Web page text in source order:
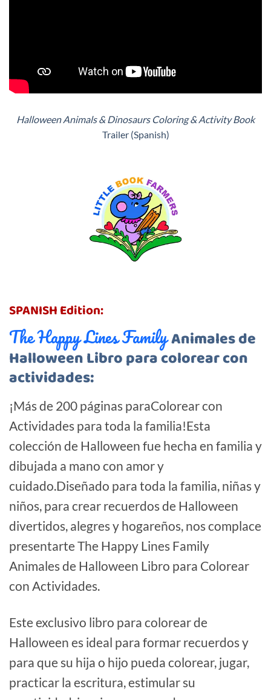
Halloween Animals & Dinosaurs Coloring & Activity Book
Trailer (Spanish)
SPANISHEdition:
The Happy Lines FamilyAnimales de
Halloween Libro para colorear con
actividades:
¡Más de 200 páginas paraColorear con
Actividades para toda la familia!Esta
colección de Halloween fue hecha en familia y
dibujada a mano con amor y
cuidado.Diseñado para toda la familia, niñas y
niños, para crear recuerdos de Halloween
divertidos, alegres y hogareños, nos complace
presentarte The Happy Lines Family
Animales de Halloween Libro para Colorear
con Actividades.
Este exclusivo libro para colorear de
Halloween es ideal para formar recuerdos y
para que su hija o hijo pueda colorear, jugar,
practicar la escritura, estimular su